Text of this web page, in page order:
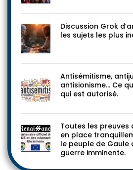
Discussion Grok
les sujets les plus
Antisémitisme,
antisionisme… Ce
qui est autorisé.
Toutes les preuves
en place
le peuple de Gaule
guerre imminente.